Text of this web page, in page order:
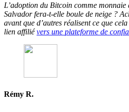
L’adoption du Bitcoin comme
Salvador fera-t-elle boule de neige ?
avant que d’autres réalisent ce que
lien affiliévers une plateforme de
Rémy R.